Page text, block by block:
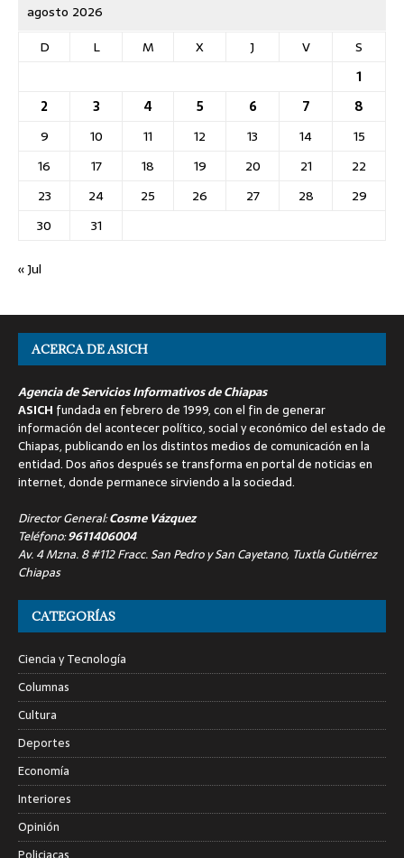
agosto 2026
D
L M X J V
S
1
2
3 4 5 6 7
8
9
10 11 12 13 14
15
16
17 18 19 20 21
22
23
24 25 26 27 28
29
30
31
« Jul
ACERCA DE ASICH
Agencia de Servicios Informativos de Chiapas
ASICH fundada en febrero de 1999, con el fin de generar
información del acontecer político, social y económico del estado de
Chiapas, publicando en los distintos medios de comunicación en la
entidad. Dos años después se transforma en portal de noticias en
internet, donde permanece sirviendo a la sociedad.
Director General:Cosme Vázquez
Teléfono:9611406004
Av. 4 Mzna. 8 #112 Fracc. San Pedro y San Cayetano, Tuxtla Gutiérrez
Chiapas
CATEGORÍAS
Ciencia y Tecnología
Columnas
Cultura
Deportes
Economía
Interiores
Opinión